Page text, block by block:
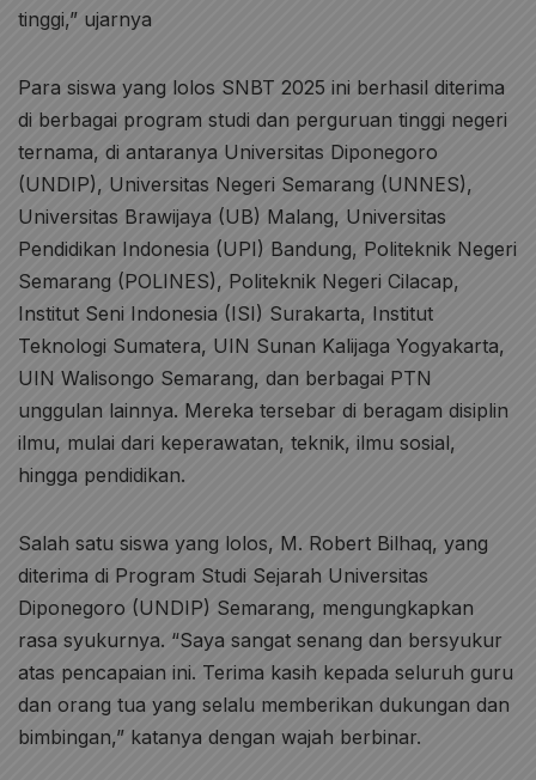
tinggi,” ujarnya
Para siswa yang lolos SNBT 2025 ini berhasil diterima
di berbagai program studi dan perguruan tinggi negeri
ternama, di antaranya Universitas Diponegoro
(UNDIP), Universitas Negeri Semarang (UNNES),
Universitas Brawijaya (UB) Malang, Universitas
Pendidikan Indonesia (UPI) Bandung, Politeknik Negeri
Semarang (POLINES), Politeknik Negeri Cilacap,
Institut Seni Indonesia (ISI) Surakarta, Institut
Teknologi Sumatera, UIN Sunan Kalijaga Yogyakarta,
UIN Walisongo Semarang, dan berbagai PTN
unggulan lainnya. Mereka tersebar di beragam disiplin
ilmu, mulai dari keperawatan, teknik, ilmu sosial,
hingga pendidikan.
Salah satu siswa yang lolos, M. Robert Bilhaq, yang
diterima di Program Studi Sejarah Universitas
Diponegoro (UNDIP) Semarang, mengungkapkan
rasa syukurnya. “Saya sangat senang dan bersyukur
atas pencapaian ini. Terima kasih kepada seluruh guru
dan orang tua yang selalu memberikan dukungan dan
bimbingan,” katanya dengan wajah berbinar.